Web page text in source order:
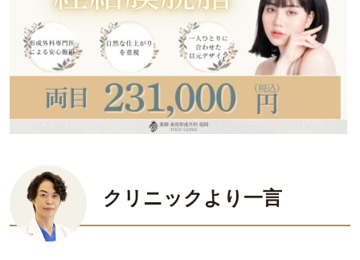
クリニックより一言